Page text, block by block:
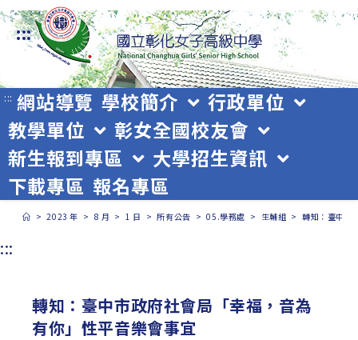
跳
轉
至
主
要
內
容
:::
::: 網站導覽 學校簡介
行政單位
教學單位
彰女全國校友會
新生報到專區
大學招生資訊
下載專區 報名專區
> 2023 年 > 8 月 > 1 日 > 所有公告 > 05.學務處 > 生輔組 > 轉知：臺中市
:::
轉知：臺中市政府社會局「幸福，音為
有你」性平音樂會事宜